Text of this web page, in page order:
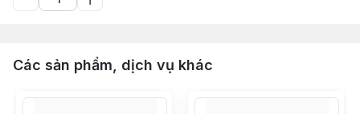
Các sản phẩm, dịch vụ khác